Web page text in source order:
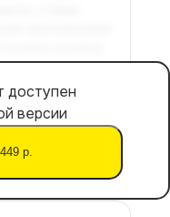
доступен
версии
р.